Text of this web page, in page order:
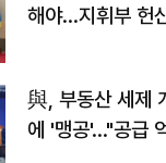
해야…지휘부 헌
與, 부동산 세제
에 '맹공'…"공급